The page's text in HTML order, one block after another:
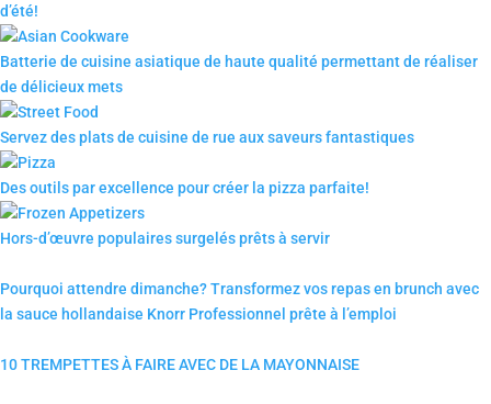
d’été!
Batterie de cuisine asiatique de haute qualité permettant de réaliser
de délicieux mets
Servez des plats de cuisine de rue aux saveurs fantastiques
Des outils par excellence pour créer la pizza parfaite!
Hors-d’œuvre populaires surgelés prêts à servir
Pourquoi attendre dimanche? Transformez vos repas en brunch avec
la sauce hollandaise Knorr Professionnel prête à l’emploi
10 TREMPETTES À FAIRE AVEC DE LA MAYONNAISE